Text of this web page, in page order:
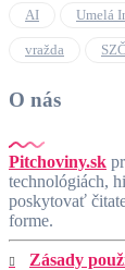
AI Umelá
vražda
O nás
Pitchoviny.sk
technológiách,
poskytovať
forme.
Zásady